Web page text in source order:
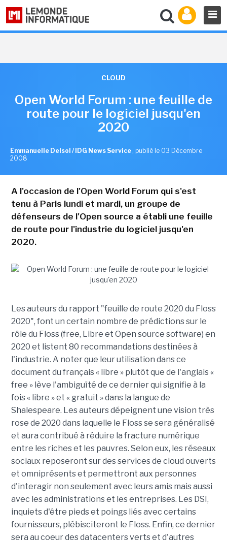
CLOUD
Open World Forum : une feuille de
route pour le logiciel jusqu'en
2020
Emmanuelle Delsol / IDG News Service , publié le 03 Décembre
2008
A l'occasion de l'Open World Forum qui s'est
tenu à Paris lundi et mardi, un groupe de
défenseurs de l'Open source a établi une feuille
de route pour l'industrie du logiciel jusqu'en
2020.
Les auteurs du rapport "feuille de route 2020 du Floss
2020", font un certain nombre de prédictions sur le
rôle du Floss (free, Libre et Open source software) en
2020 et listent 80 recommandations destinées à
l'industrie. A noter que leur utilisation dans ce
document du français « libre » plutôt que de l'anglais «
free » lève l'ambiguïté de ce dernier qui signifie à la
fois « libre » et « gratuit » dans la langue de
Shalespeare. Les auteurs dépeignent une vision très
rose de 2020 dans laquelle le Floss se sera généralisé
et aura contribué à réduire la fracture numérique
entre les riches et les pauvres. Selon eux, les réseaux
sociaux reposeront sur des services de cloud ouverts
et omniprésents et permettront aux personnes
d'interagir non seulement avec leurs amis mais aussi
avec les administrations et les entreprises. Les DSI,
inquiets d'être pieds et poings liés avec certains
fournisseurs, plébisciteront le Floss. Enfin, ce dernier
sera au coeur des datacenters verts et d'autres